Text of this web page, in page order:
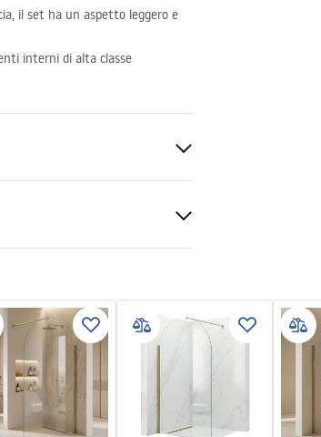
il set ha un aspetto leggero e
interni di alta classe
_5.pdf